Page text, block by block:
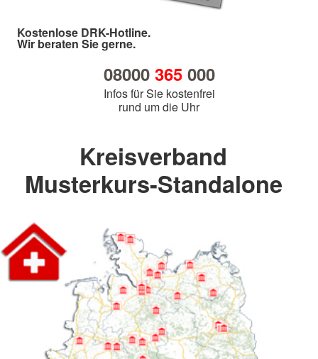
Kostenlose DRK-Hotline.
Wir beraten Sie gerne.
08000 365000
Infos für Sie kostenfrei
rund um die Uhr
Kreisverband
Musterkurs-Standalone